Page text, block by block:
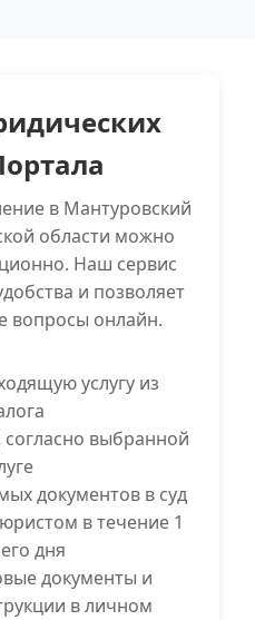
в Мантуровский
области можно
Наш сервис
и позволяет
вопросы онлайн.
услугу из
выбранной
документов в суд
в течение 1
дня
документы и
в личном